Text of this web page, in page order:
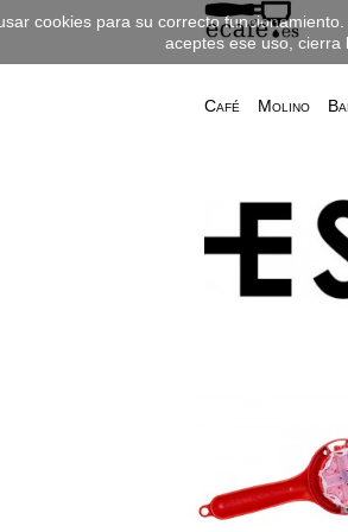
Café Molino
cookies para su correcto
aceptes ese uso, cierra